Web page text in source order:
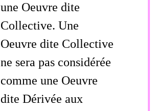
une Oeuvre dite
Collective. Une
Oeuvre dite Collective
ne sera pas considérée
comme une Oeuvre
dite Dérivée aux